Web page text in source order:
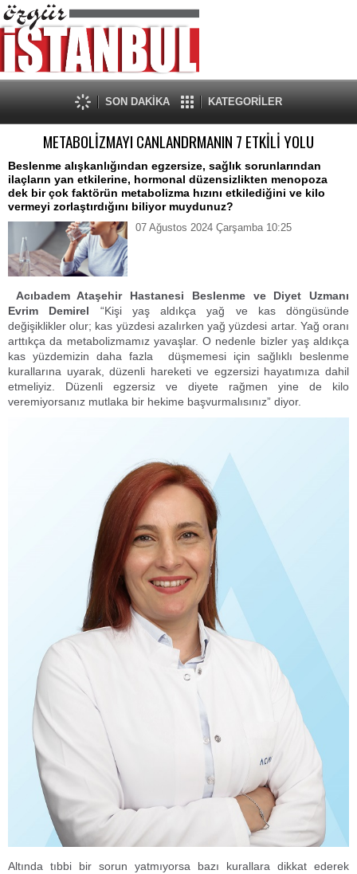
SON DAKİKA KATEGORİLER
METABOLİZMAYI CANLANDRMANIN 7 ETKİLİ YOLU
Beslenme alışkanlığından egzersize, sağlık sorunlarından
ilaçların yan etkilerine, hormonal düzensizlikten menopoza
dek bir çok faktörün metabolizma hızını etkilediğini ve kilo
vermeyi zorlaştırdığını biliyor muydunuz?
07 Ağustos 2024 Çarşamba 10:25
Acıbadem Ataşehir Hastanesi Beslenme ve Diyet Uzmanı
Evrim Demirel “Kişi yaş aldıkça yağ ve kas döngüsünde
değişiklikler olur; kas yüzdesi azalırken yağ yüzdesi artar. Yağ oranı
arttıkça da metabolizmamız yavaşlar. O nedenle bizler yaş aldıkça
kas yüzdemizin daha fazla düşmemesi için sağlıklı beslenme
kurallarına uyarak, düzenli hareketi ve egzersizi hayatımıza dahil
etmeliyiz. Düzenli egzersiz ve diyete rağmen yine de kilo
veremiyorsanız mutlaka bir hekime başvurmalısınız” diyor.
Altında tıbbi bir sorun yatmıyorsa bazı kurallara dikkat ederek